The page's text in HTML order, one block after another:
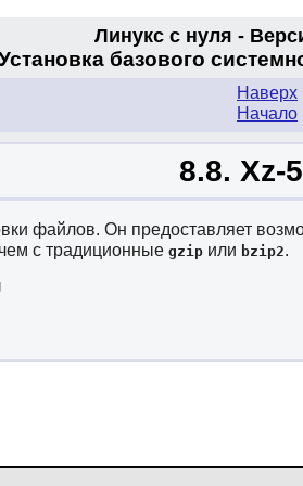
Линукс с нуля -
базового
Наверх
Начало
8.8. Xz-
файлов. Он предоставляет
с традиционные gzip или bzip2.